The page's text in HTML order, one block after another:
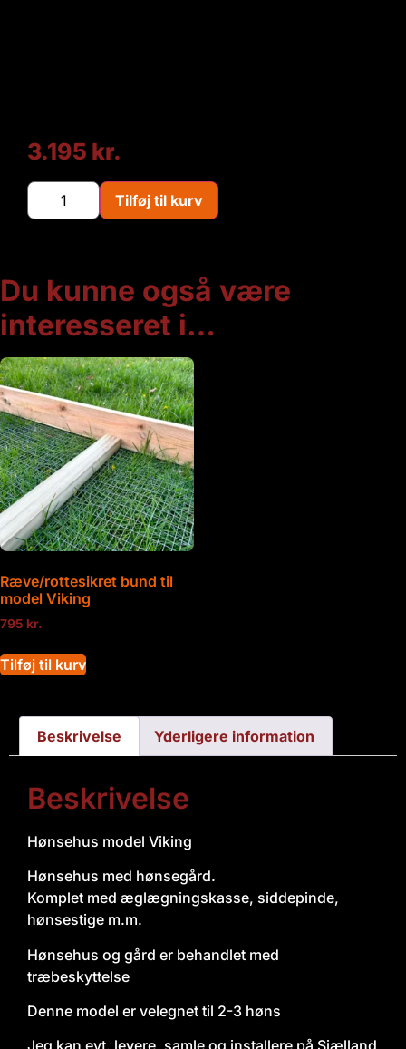
3.195 kr.
Tilføj til kurv
Du kunne også være
interesseret i…
Ræve/rottesikret bund til
model Viking
795 kr.
Tilføj til kurv
Beskrivelse Yderligere information
Beskrivelse
Hønsehus model Viking
Hønsehus med hønsegård.
Komplet med æglægningskasse, siddepinde,
hønsestige m.m.
Hønsehus og gård er behandlet med
træbeskyttelse
Denne model er velegnet til 2-3 høns